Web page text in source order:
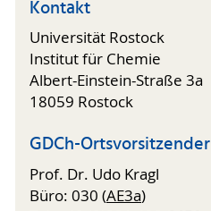
Kontakt
Universität Rostock
Institut für Chemie
Albert-Einstein-Straße 3a
18059 Rostock
GDCh-Ortsvorsitzender
Prof. Dr. Udo Kragl
Büro: 030 (AE3a)